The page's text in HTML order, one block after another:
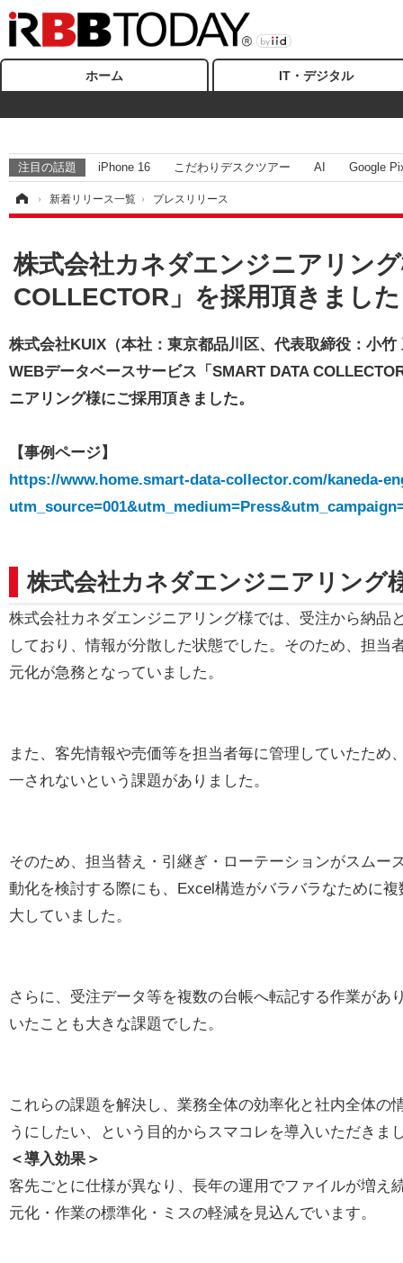
ホーム IT・デジタル
注目の話題 iPhone 16 こだわりデスクツアー AI Google
› 新着リリース一覧 › プレスリリース
株式会社カネダエンジニアリン
COLLECTOR」を採用頂きまし
株式会社KUIX（本社：東京都品川区、代表取締役：小
WEBデータベースサービス「SMART DATA
ニアリング様にご採用頂きました。
【事例ページ】
https://www.home.smart-data-collector.com/kaneda-
株式会社カネダエンジニアリング
株式会社カネダエンジニアリング様では、受注から納品
しており、情報が分散した状態でした。そのため、担
元化が急務となっていました。
また、客先情報や売価等を担当者毎に管理していたた
一されないという課題がありました。
そのため、担当替え・引継ぎ・ローテーションがスム
動化を検討する際にも、Excel構造がバラバラなために
大していました。
さらに、受注データ等を複数の台帳へ転記する作業が
いたことも大きな課題でした。
これらの課題を解決し、業務全体の効率化と社内全体
うにしたい、という目的からスマコレを導入いただきま
＜導入効果＞
客先ごとに仕様が異なり、長年の運用でファイルが増え
元化・作業の標準化・ミスの軽減を見込んでいます。